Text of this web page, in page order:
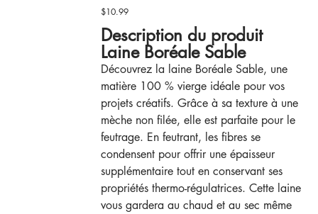
Price
$10.99
Description du produit
Laine Boréale Sable
Découvrez la laine Boréale Sable, une
matière 100 % vierge idéale pour vos
projets créatifs. Grâce à sa texture à une
mèche non filée, elle est parfaite pour le
feutrage. En feutrant, les fibres se
condensent pour offrir une épaisseur
supplémentaire tout en conservant ses
propriétés thermo-régulatrices. Cette laine
vous gardera au chaud et au sec même